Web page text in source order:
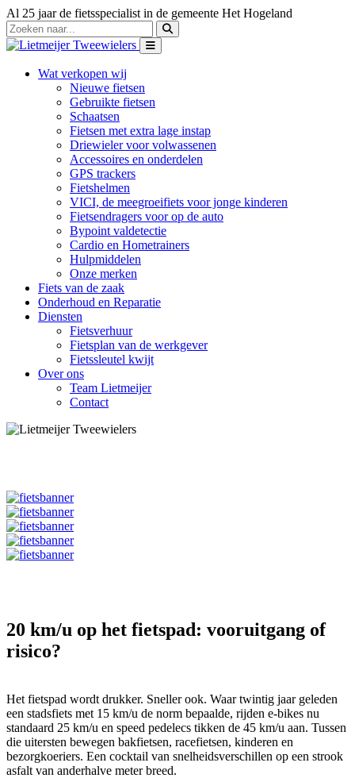
Al 25 jaar de fietsspecialist in de gemeente Het Hogeland
Wat verkopen wij
Nieuwe fietsen
Gebruikte fietsen
Schaatsen
Fietsen met extra lage instap
Driewieler voor volwassenen
Accessoires en onderdelen
GPS trackers
Fietshelmen
VICI, de meegroeifiets voor jonge kinderen
Fietsendragers voor op de auto
Bypoint valdetectie
Cardio en Hometrainers
Hulpmiddelen
Onze merken
Fiets van de zaak
Onderhoud en Reparatie
Diensten
Fietsverhuur
Fietsplan van de werkgever
Fietssleutel kwijt
Over ons
Team Lietmeijer
Contact
20 km/u op het fietspad: vooruitgang of
risico?
Het fietspad wordt drukker. Sneller ook. Waar twintig jaar geleden
een stadsfiets met 15 km/u de norm bepaalde, rijden e-bikes nu
standaard 25 km/u en speed pedelecs tikken de 45 km/u aan. Tussen
die uitersten bewegen bakfietsen, racefietsen, kinderen en
bezorgkoeriers. Een cocktail van snelheidsverschillen op een strook
asfalt van anderhalve meter breed.